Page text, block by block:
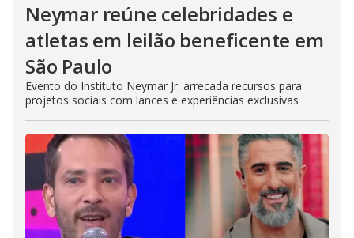
Neymar reúne celebridades e
atletas em leilão beneficente em
São Paulo
Evento do Instituto Neymar Jr. arrecada recursos para
projetos sociais com lances e experiências exclusivas